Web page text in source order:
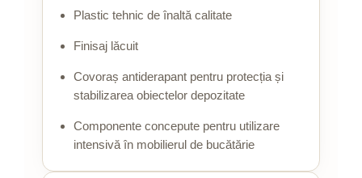
Plastic tehnic de înaltă calitate
Finisaj lăcuit
Covoraș antiderapant pentru protecția și
stabilizarea obiectelor depozitate
Componente concepute pentru utilizare
intensivă în mobilierul de bucătărie